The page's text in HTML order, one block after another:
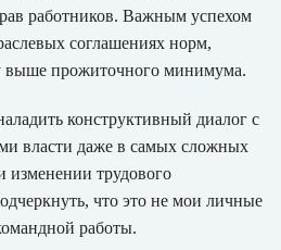
работников. Важным успехом
соглашениях норм,
выше прожиточного минимума.
конструктивный диалог с
власти даже в самых сложных
изменении трудового
что это не мои личные
работы.